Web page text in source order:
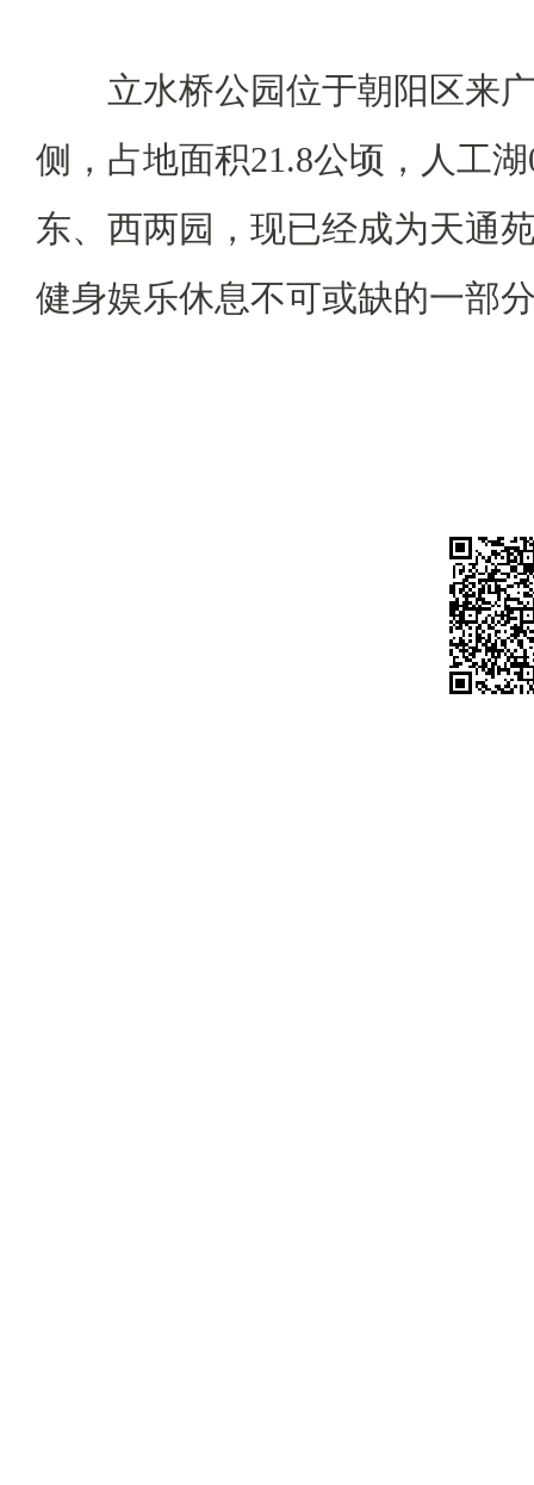
立水桥公园位于朝阳区来
侧，占地面积21.8公顷，人工
东、西两园，现已经成为天通
健身娱乐休息不可或缺的一部